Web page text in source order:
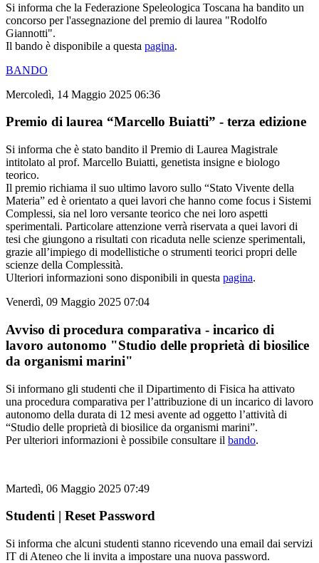
Si informa che la Federazione Speleologica Toscana ha bandito un
concorso per l'assegnazione del premio di laurea "Rodolfo
Giannotti".
Il bando è disponibile a questa pagina.
BANDO
Mercoledì, 14 Maggio 2025 06:36
Premio di laurea “Marcello Buiatti” - terza edizione
Si informa che è stato bandito il Premio di Laurea Magistrale
intitolato al prof. Marcello Buiatti, genetista insigne e biologo
teorico.
Il premio richiama il suo ultimo lavoro sullo “Stato Vivente della
Materia” ed è orientato a quei lavori che hanno come focus i Sistemi
Complessi, sia nel loro versante teorico che nei loro aspetti
sperimentali. Particolare attenzione verrà riservata a quei lavori di
tesi che giungono a risultati con ricaduta nelle scienze sperimentali,
grazie all’impiego di modellistiche o strumenti teorici propri delle
scienze della Complessità.
Ulteriori informazioni sono disponibili in questa pagina.
Venerdì, 09 Maggio 2025 07:04
Avviso di procedura comparativa - incarico di
lavoro autonomo "Studio delle proprietà di biosilice
da organismi marini"
Si informano gli studenti che il Dipartimento di Fisica ha attivato
una procedura comparativa per l’attribuzione di un incarico di lavoro
autonomo della durata di 12 mesi avente ad oggetto l’attività di
“Studio delle proprietà di biosilice da organismi marini”.
Per ulteriori informazioni è possibile consultare il bando.
Martedì, 06 Maggio 2025 07:49
Studenti | Reset Password
Si informa che alcuni studenti stanno ricevendo una email dai servizi
IT di Ateneo che li invita a impostare una nuova password.